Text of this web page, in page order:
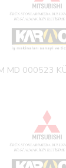
MD 000523